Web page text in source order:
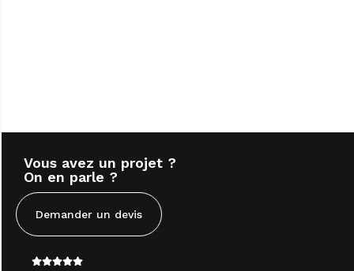
Vous avez un projet ?
On en parle ?
Demander un devis